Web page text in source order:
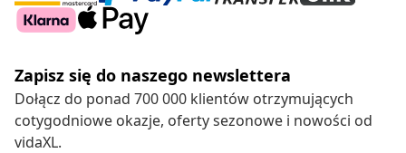
Zapisz się do naszego newslettera
Dołącz do ponad 700 000 klientów otrzymujących
cotygodniowe okazje, oferty sezonowe i nowości od
vidaXL.